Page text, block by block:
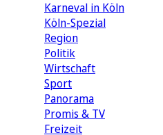
Karneval in Köln
Köln-Spezial
Region
Politik
Wirtschaft
Sport
Panorama
Promis & TV
Freizeit